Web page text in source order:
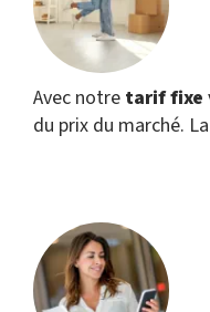
Avec notre tarif fixe
du prix du marché.